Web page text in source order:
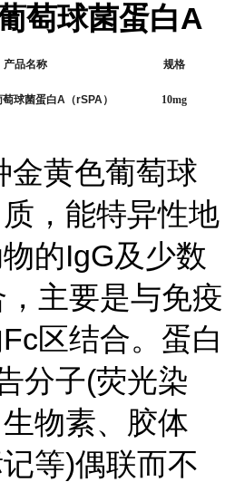
萄球菌蛋白A
产品名称 规格
球菌蛋白A（rSPA） 10mg
金黄色葡萄球
，能特异性地
的IgG及少数
主要是与免疫
区结合。蛋白
分子(荧光染
物素、胶体
等)偶联而不